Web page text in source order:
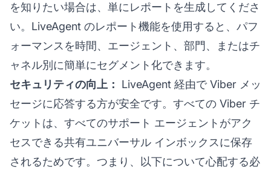
を知りたい場合は、単にレポートを生成してくださ
い。LiveAgent のレポート機能を使用すると、パフ
ォーマンスを時間、エージェント、部門、またはチ
ャネル別に簡単にセグメント化できます。
セキュリティの向上：
LiveAgent 経由で Viber メッ
セージに応答する方が安全です。すべての Viber チ
ケットは、すべてのサポート エージェントがアク
セスできる共有ユニバーサル インボックスに保存
されるためです。つまり、以下について心配する必